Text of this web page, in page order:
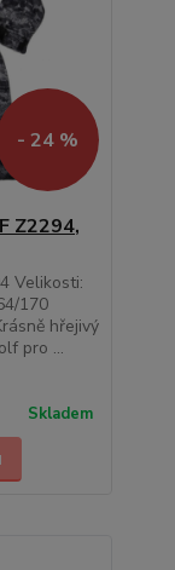
- 24 %
Z2294,
Velikosti:
170
hřejivý
pro ...
Skladem